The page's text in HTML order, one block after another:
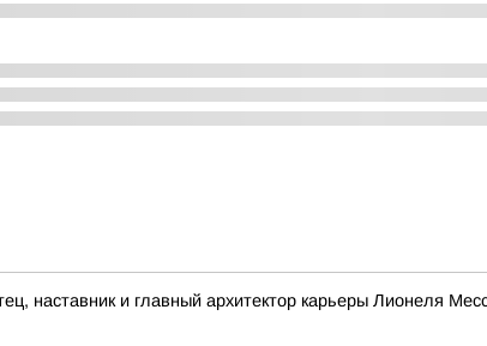
наставник и главный архитектор карьеры Лионеля